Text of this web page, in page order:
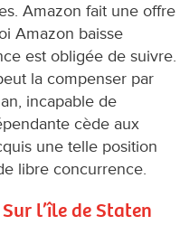
Amazon fait une offre
Amazon baisse
est obligée de suivre.
la compenser par
incapable de
cède aux
une telle position
libre concurrence.
Sur l’île de Staten